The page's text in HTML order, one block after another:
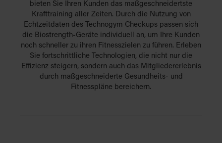
bieten Sie Ihren Kunden das maßgeschneidertste
Krafttraining aller Zeiten. Durch die Nutzung von
Echtzeitdaten des Technogym Checkups passen sich
die Biostrength-Geräte individuell an, um Ihre Kunden
noch schneller zu ihren Fitnesszielen zu führen. Erleben
Sie fortschrittliche Technologien, die nicht nur die
Effizienz steigern, sondern auch das Mitgliedererlebnis
durch maßgeschneiderte Gesundheits- und
Fitnesspläne bereichern.